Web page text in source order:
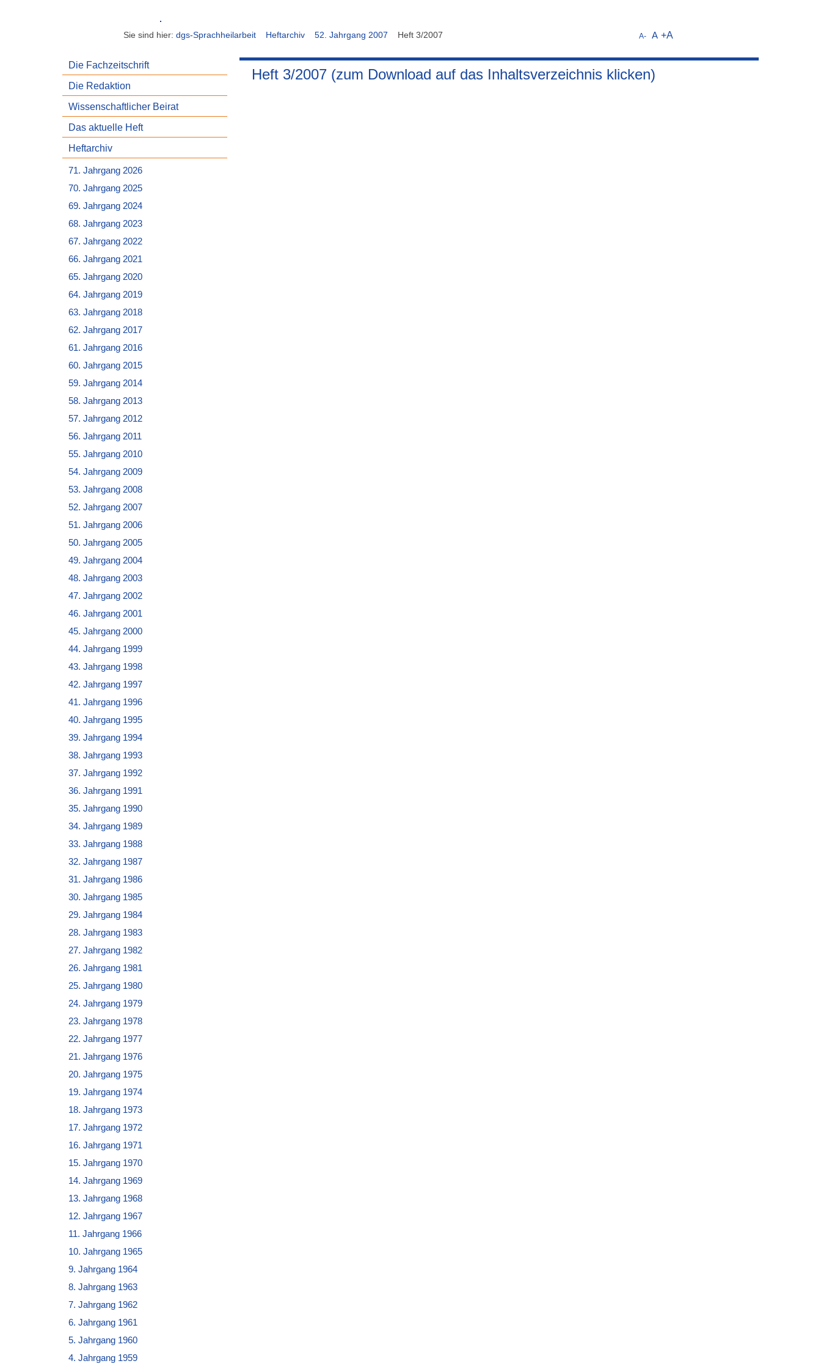
Sie sind hier: dgs-Sprachheilarbeit Heftarchiv 52. Jahrgang 2007 Heft 3/2007 A- A +A
Die Fachzeitschrift
Die Redaktion
Wissenschaftlicher Beirat
Das aktuelle Heft
Heftarchiv
71. Jahrgang 2026
70. Jahrgang 2025
69. Jahrgang 2024
68. Jahrgang 2023
67. Jahrgang 2022
66. Jahrgang 2021
65. Jahrgang 2020
64. Jahrgang 2019
63. Jahrgang 2018
62. Jahrgang 2017
61. Jahrgang 2016
60. Jahrgang 2015
59. Jahrgang 2014
58. Jahrgang 2013
57. Jahrgang 2012
56. Jahrgang 2011
55. Jahrgang 2010
54. Jahrgang 2009
53. Jahrgang 2008
52. Jahrgang 2007
51. Jahrgang 2006
50. Jahrgang 2005
49. Jahrgang 2004
48. Jahrgang 2003
47. Jahrgang 2002
46. Jahrgang 2001
45. Jahrgang 2000
44. Jahrgang 1999
43. Jahrgang 1998
42. Jahrgang 1997
41. Jahrgang 1996
40. Jahrgang 1995
39. Jahrgang 1994
38. Jahrgang 1993
37. Jahrgang 1992
36. Jahrgang 1991
35. Jahrgang 1990
34. Jahrgang 1989
33. Jahrgang 1988
32. Jahrgang 1987
31. Jahrgang 1986
30. Jahrgang 1985
29. Jahrgang 1984
28. Jahrgang 1983
27. Jahrgang 1982
26. Jahrgang 1981
25. Jahrgang 1980
24. Jahrgang 1979
23. Jahrgang 1978
22. Jahrgang 1977
21. Jahrgang 1976
20. Jahrgang 1975
19. Jahrgang 1974
18. Jahrgang 1973
17. Jahrgang 1972
16. Jahrgang 1971
15. Jahrgang 1970
14. Jahrgang 1969
13. Jahrgang 1968
12. Jahrgang 1967
11. Jahrgang 1966
10. Jahrgang 1965
9. Jahrgang 1964
8. Jahrgang 1963
7. Jahrgang 1962
6. Jahrgang 1961
5. Jahrgang 1960
4. Jahrgang 1959
Heft 3/2007 (zum Download auf das Inhaltsverzeichnis klicken)